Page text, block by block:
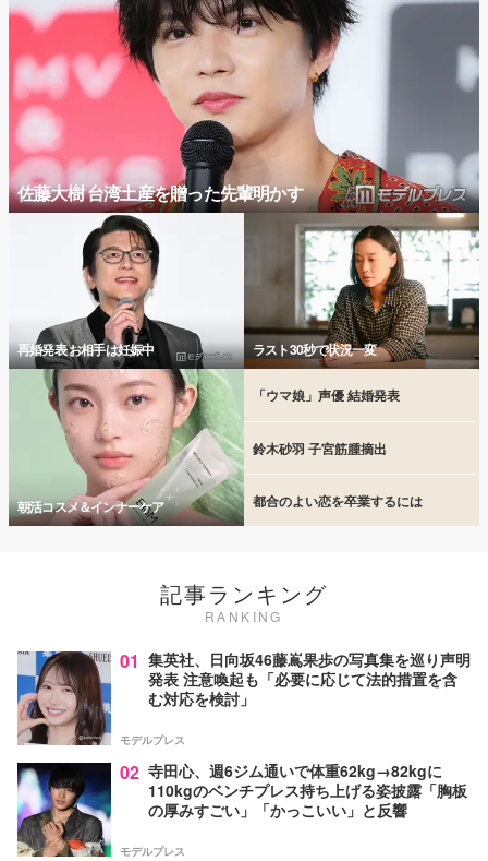
佐藤大樹 台湾土産を贈った先輩明かす
再婚発表 お相手は妊娠中 ラスト30秒で状況一変
朝活コスメ＆インナーケア
「ウマ娘」声優 結婚発表
鈴木砂羽 子宮筋腫摘出
都合のよい恋を卒業するには
記事ランキング
RANKING
01 集英社、日向坂46藤嶌果歩の写真集を巡り声明
発表 注意喚起も「必要に応じて法的措置を含
む対応を検討」
モデルプレス
02 寺田心、週6ジム通いで体重62kg→82kgに
110kgのベンチプレス持ち上げる姿披露「胸板
の厚みすごい」「かっこいい」と反響
モデルプレス